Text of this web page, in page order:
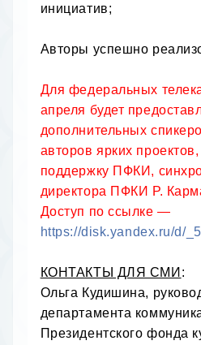
инициатив;
Авторы успешно
Для федеральных
апреля будет
дополнительных
авторов ярких
поддержку ПФКИ,
директора ПФКИ Р.
https://disk.yandex.ru/d/
КОНТАКТЫ ДЛЯ СМИ :
Ольга Кудишина,
департамента
Президентского фонда